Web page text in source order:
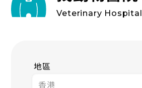
Veterinary Hospital
地區